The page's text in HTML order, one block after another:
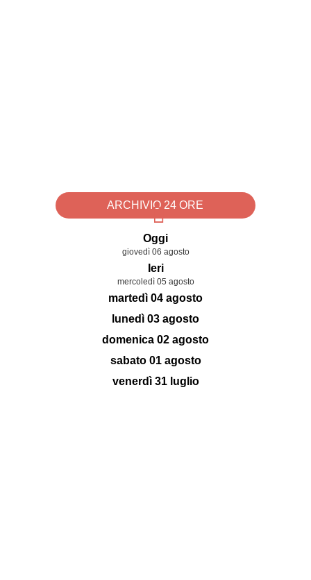
ARCHIVIO 24 ORE
Oggi
giovedì 06 agosto
Ieri
mercoledì 05 agosto
martedì 04 agosto
lunedì 03 agosto
domenica 02 agosto
sabato 01 agosto
venerdì 31 luglio